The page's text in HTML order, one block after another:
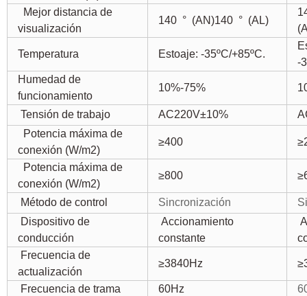
Mejor distancia de
visualización
140 ° (AN)140 ° (AL)
Temperatura Estoaje: -35ºC/+85ºC.
-
Humedad de
funcionamiento
10%-75%
Tensión de trabajo AC220V±10%
Potencia máxima de
conexión (W/m2)
≥400
Potencia máxima de
conexión (W/m2)
≥800
Método de control Sincronización
Dispositivo de
conducción
Accionamiento
constante
Frecuencia de
actualización
≥3840Hz
Frecuencia de trama 60Hz